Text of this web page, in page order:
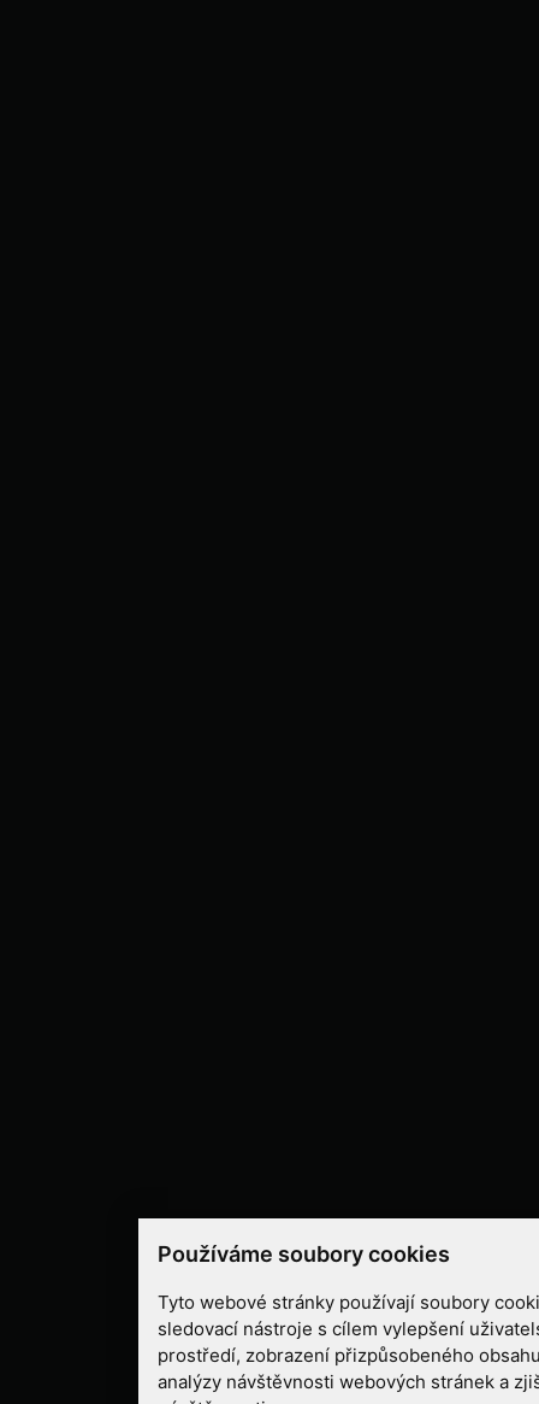
Používáme soubory cookies
Tyto webové stránky používají soubory
sledovací nástroje s cílem vylepšení
prostředí, zobrazení přizpůsobeného
analýzy návštěvnosti webových stránek a